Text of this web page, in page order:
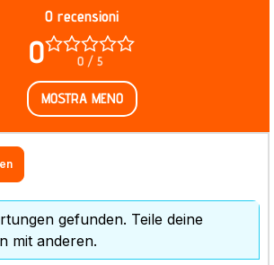
0 0 / 5
0 recensioni
MOSTRA MENO
gefunden. Teile deine
mit anderen.